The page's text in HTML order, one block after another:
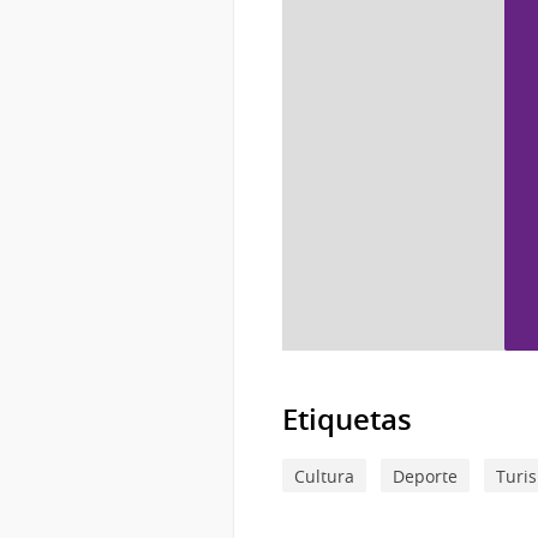
Etiquetas
Cultura Deporte